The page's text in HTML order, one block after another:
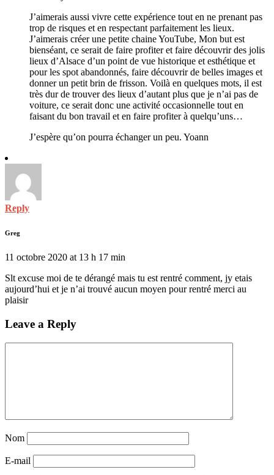
J’aimerais aussi vivre cette expérience tout en ne prenant pas
trop de risques et en respectant parfaitement les lieux.
J’aimerais créer une petite chaine YouTube, Mon but est
bienséant, ce serait de faire profiter et faire découvrir des jolis
lieux d’Alsace d’un point de vue historique et esthétique et
pour les spot abandonnés, faire découvrir de belles images et
donner un petit brin de frisson. Voilà en quelques mots, il est
très dur de trouver des lieux d’autant plus que je n’ai pas de
voiture, ce serait donc une activité occasionnelle tout en
faisant du bon travail et en faire profiter à quelqu’uns…
J’espère qu’on pourra échanger un peu. Yoann
Reply
Greg
11 octobre 2020 at 13 h 17 min
Slt excuse moi de te dérangé mais tu est rentré comment, jy etais
aujourd’hui et je n’ai trouvé aucun moyen pour rentré merci au
plaisir
Leave a Reply
Nom
E-mail